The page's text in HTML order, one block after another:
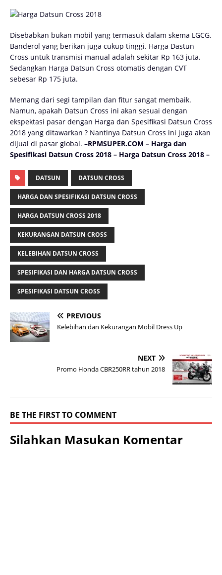
Disebabkan bukan mobil yang termasuk dalam skema LGCG.
Banderol yang berikan juga cukup tinggi. Harga Dastun
Cross untuk transmisi manual adalah sekitar Rp 163 juta.
Sedangkan Harga Datsun Cross otomatis dengan CVT
sebesar Rp 175 juta.
Memang dari segi tampilan dan fitur sangat membaik.
Namun, apakah Datsun Cross ini akan sesuai dengan
ekspektasi pasar dengan Harga dan Spesifikasi Datsun Cross
2018 yang ditawarkan ? Nantinya Datsun Cross ini juga akan
dijual di pasar global. –RPMSUPER.COM – Harga dan
Spesifikasi Datsun Cross 2018 – Harga Datsun Cross 2018 –
DATSUN DATSUN CROSS
HARGA DAN SPESIFIKASI DATSUN CROSS
HARGA DATSUN CROSS 2018
KEKURANGAN DATSUN CROSS
KELEBIHAN DATSUN CROSS
SPESIFIKASI DAN HARGA DATSUN CROSS
SPESIFIKASI DATSUN CROSS
PREVIOUS
Kelebihan dan Kekurangan Mobil Dress Up
NEXT
Promo Honda CBR250RR tahun 2018
BE THE FIRST TO COMMENT
Silahkan Masukan Komentar